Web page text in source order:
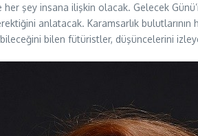
her şey insana ilişkin olacak. Gelecek
anlatacak. Karamsarlık
bilen fütüristler, düşüncelerini